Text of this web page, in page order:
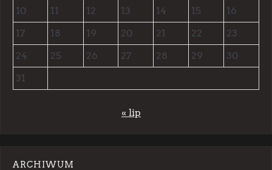
10
11 12 13 14 15
16
17
18 19 20 21 22
23
24
25 26 27 28 29
30
31
« lip
ARCHIWUM